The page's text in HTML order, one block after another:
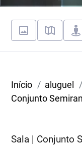
Início aluguel
Conjunto
Sala | Conjunto